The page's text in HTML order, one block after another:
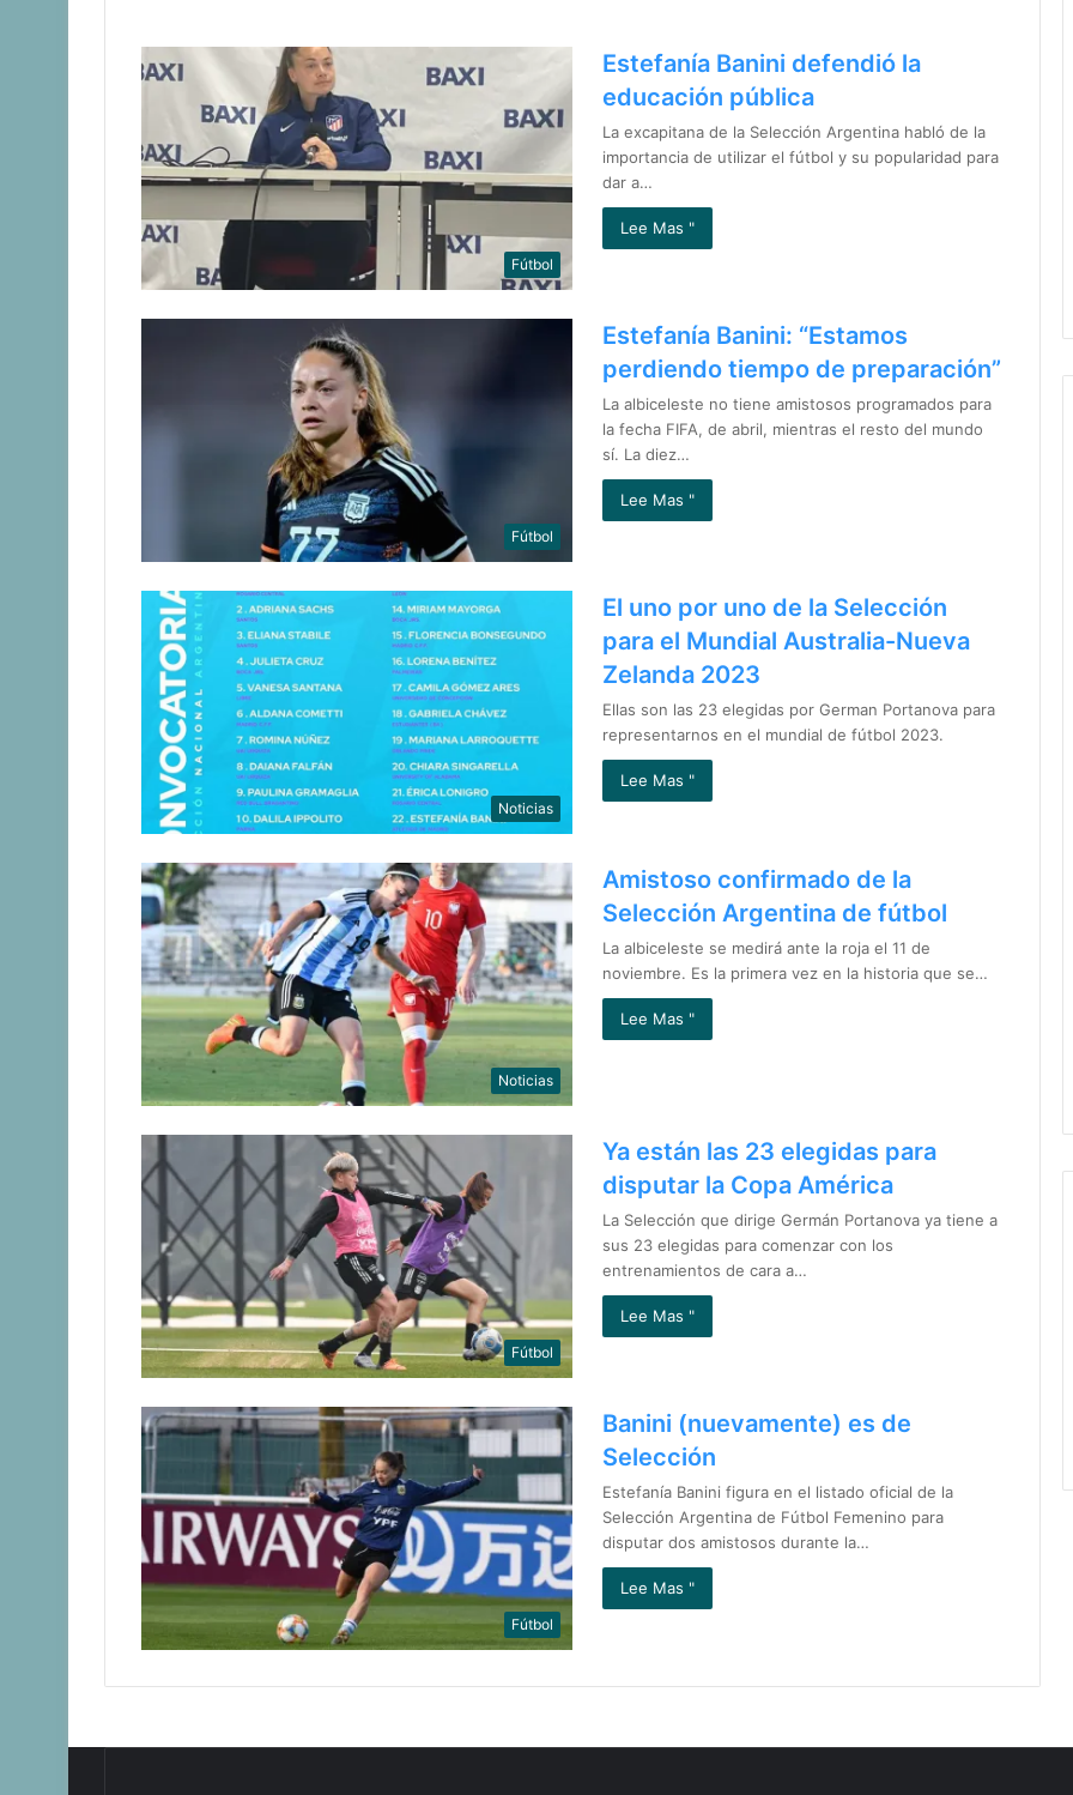
Fútbol
Estefanía Banini defendió la
educación pública
La excapitana de la Selección Argentina habló de la
importancia de utilizar el fútbol y su popularidad para
dar a…
Lee Mas "
Fútbol
Estefanía Banini: “Estamos
perdiendo tiempo de preparación”
La albiceleste no tiene amistosos programados para
la fecha FIFA, de abril, mientras el resto del mundo
sí. La diez…
Lee Mas "
Noticias
El uno por uno de la Selección
para el Mundial Australia-Nueva
Zelanda 2023
Ellas son las 23 elegidas por German Portanova para
representarnos en el mundial de fútbol 2023.
Lee Mas "
Noticias
Amistoso confirmado de la
Selección Argentina de fútbol
La albiceleste se medirá ante la roja el 11 de
noviembre. Es la primera vez en la historia que se…
Lee Mas "
Fútbol
Ya están las 23 elegidas para
disputar la Copa América
La Selección que dirige Germán Portanova ya tiene a
sus 23 elegidas para comenzar con los
entrenamientos de cara a…
Lee Mas "
Fútbol
Banini (nuevamente) es de
Selección
Estefanía Banini figura en el listado oficial de la
Selección Argentina de Fútbol Femenino para
disputar dos amistosos durante la…
Lee Mas "